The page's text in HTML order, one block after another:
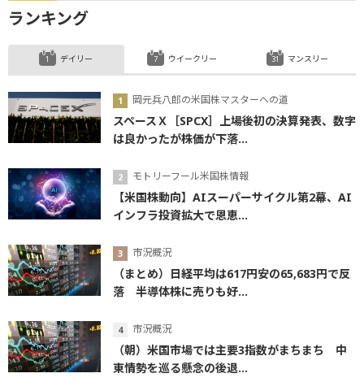
ランキング
デイリー
岡元兵八郎の米国株マスターへの道
スペースＸ［SPCX］上場後初の決算発表、数字
は良かったが株価が下落...
モトリーフール米国株情報
【米国株動向】AIスーパーサイクル第2幕、AI
インフラ投資拡大で恩恵...
市況概況
（まとめ）日経平均は617円安の65,683円で反
落 半導体株に売りも好...
市況概況
（朝）米国市場では主要3指数がまちまち 中
東情勢を巡る懸念の後退...
ウイークリー マンスリー